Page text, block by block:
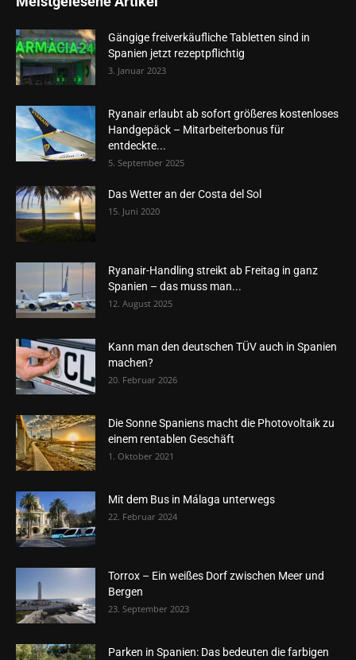
Gängige freiverkäufliche Tabletten sind in
Spanien jetzt rezeptpflichtig
3. Januar 2023
Ryanair erlaubt ab sofort größeres kostenloses
Handgepäck – Mitarbeiterbonus für
entdeckte...
5. September 2025
Das Wetter an der Costa del Sol
15. Juni 2020
Ryanair-Handling streikt ab Freitag in ganz
Spanien – das muss man...
12. August 2025
Kann man den deutschen TÜV auch in Spanien
machen?
20. Februar 2026
Die Sonne Spaniens macht die Photovoltaik zu
einem rentablen Geschäft
1. Oktober 2021
Mit dem Bus in Málaga unterwegs
22. Februar 2024
Torrox – Ein weißes Dorf zwischen Meer und
Bergen
23. September 2023
Parken in Spanien: Das bedeuten die farbigen